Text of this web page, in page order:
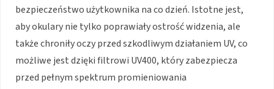
bezpieczeństwo użytkownika na co dzień. Istotne jest,
aby okulary nie tylko poprawiały ostrość widzenia, ale
także chroniły oczy przed szkodliwym działaniem UV, co
możliwe jest dzięki filtrowi UV400, który zabezpiecza
przed pełnym spektrum promieniowania